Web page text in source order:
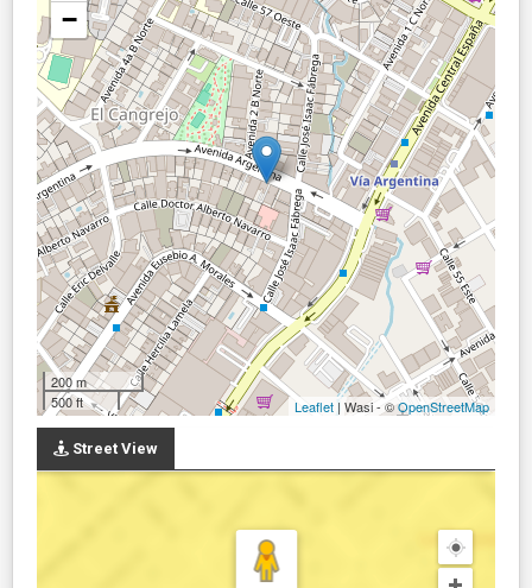
−
200 m
500 ft
Leaflet | Wasi - ©OpenStreetMap
Street View